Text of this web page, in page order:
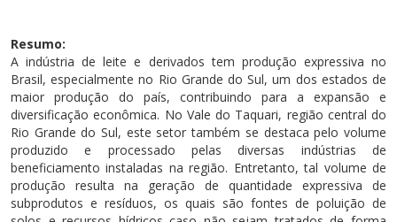
Resumo:
A indústria de leite e derivados tem produção expressiva no
Brasil, especialmente no Rio Grande do Sul, um dos estados de
maior produção do país, contribuindo para a expansão e
diversificação econômica. No Vale do Taquari, região central do
Rio Grande do Sul, este setor também se destaca pelo volume
produzido e processado pelas diversas indústrias de
beneficiamento instaladas na região. Entretanto, tal volume de
produção resulta na geração de quantidade expressiva de
subprodutos e resíduos, os quais são fontes de poluição de